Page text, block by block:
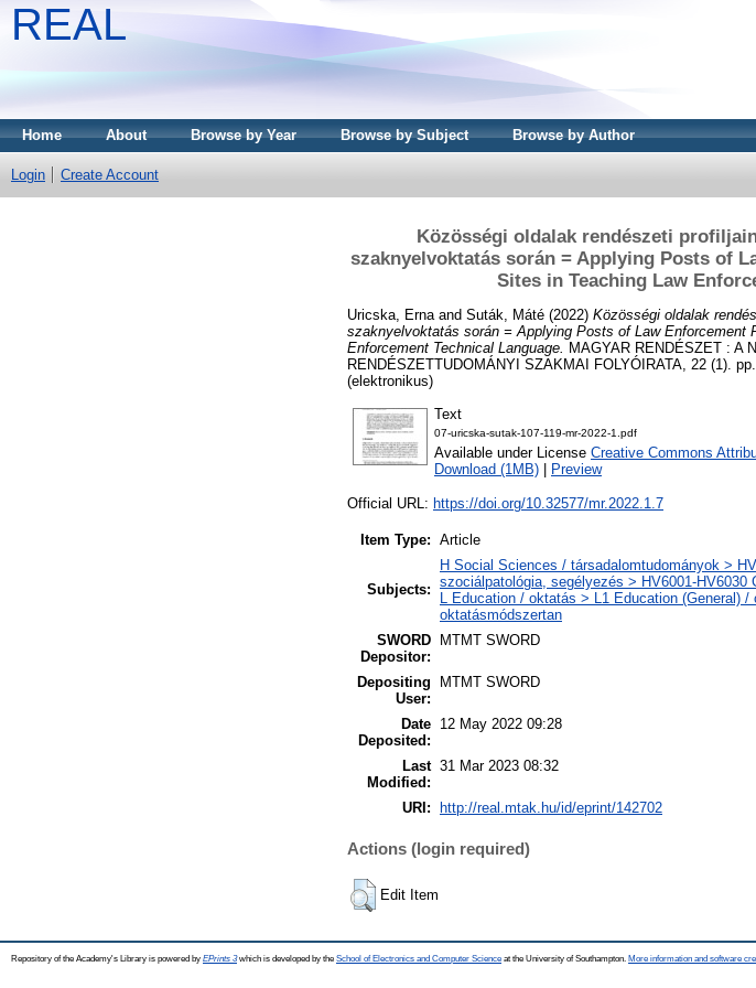
REAL
Home About Browse by Year Browse by Subject Browse by Author
Login Create Account
Közösségi oldalak rendészeti
szaknyelvoktatás során = Applying Posts of
Sites in Teaching Law
Uricska, Erna and Suták, Máté (2022) Közösségi oldalak
szaknyelvoktatás során = Applying Posts of Law Enforcement
Enforcement Technical Language. MAGYAR RENDÉSZET : A
RENDÉSZETTUDOMÁNYI SZAKMAI FOLYÓIRATA, 22 (1).
(elektronikus)
Text
07-uricska-sutak-107-119-mr-2022-1.pdf
Available under License Creative Commons
Download (1MB)
Preview
Official URL: https://doi.org/10.32577/mr.2022.1.7
Item Type: Article
Subjects:
H Social Sciences / társadalomtudományok >
szociálpatológia, segélyezés > HV6001-HV6030
L Education / oktatás > L1 Education (General)
oktatásmódszertan
SWORD
Depositor:
MTMT SWORD
Depositing
User:
MTMT SWORD
Date
Deposited:
12 May 2022 09:28
Last
Modified:
31 Mar 2023 08:32
URI: http://real.mtak.hu/id/eprint/142702
Actions (login required)
Edit Item
Repository of the Academy's Library is powered by EPrints 3which is developed by the School of Electronics and Computer Science at the University of Southampton. More information and software